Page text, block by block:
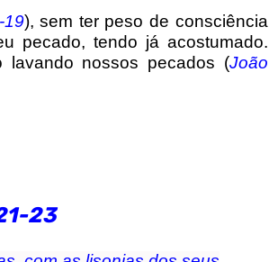
19), sem ter peso de consciência
pecado, tendo já acostumado.
lavando nossos pecados (João
23